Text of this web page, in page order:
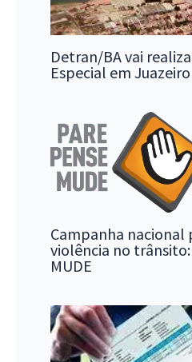
Detran/BA vai
Especial em Juazeiro
Campanha nacional
violência no trânsito:
MUDE